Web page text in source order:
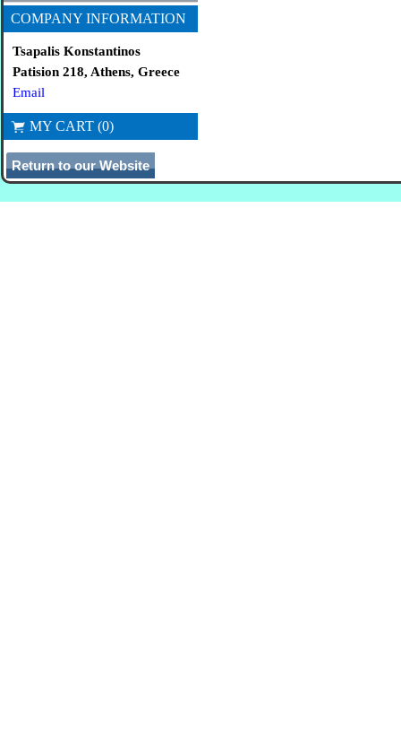
COMPANY INFORMATION
Tsapalis Konstantinos
Patision 218, Athens, Greece
Email
MY CART (0)